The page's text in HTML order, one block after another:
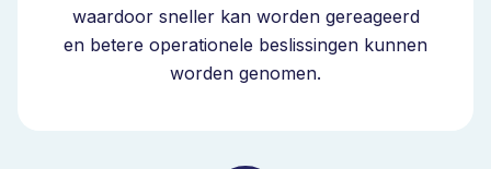
Schaalbaar inspectiebeheer voor
waardoor sneller kan worden gereageerd
en betere operationele beslissingen kunnen
worden genomen.